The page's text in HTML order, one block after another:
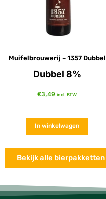
Muifelbrouwerij – 1357 Dubbel
Dubbel 8%
€3,49 incl. BTW
In winkelwagen
Bekijk alle bierpakketten